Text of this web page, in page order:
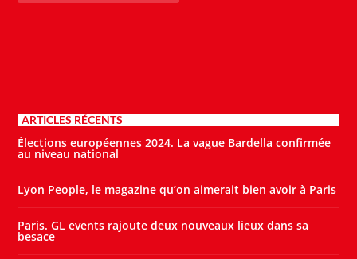
ARTICLES RÉCENTS
Élections européennes 2024. La vague Bardella confirmée
au niveau national
Lyon People, le magazine qu’on aimerait bien avoir à Paris
Paris. GL events rajoute deux nouveaux lieux dans sa
besace